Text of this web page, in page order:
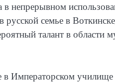
непрерывном
семье в
талант в области
Императорском